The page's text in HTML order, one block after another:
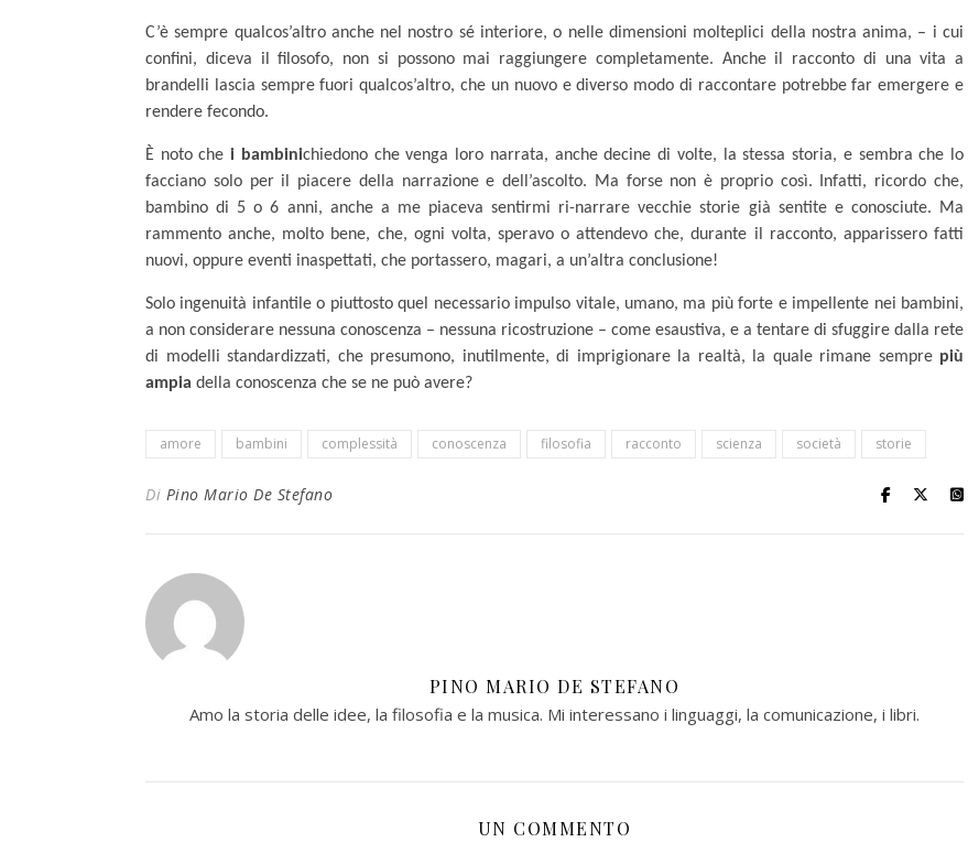
C’è sempre qualcos’altro anche nel nostro sé interiore, o nelle dimensioni molteplici della nostra anima, – i cui
confini, diceva il filosofo, non si possono mai raggiungere completamente. Anche il racconto di una vita a
brandelli lascia sempre fuori qualcos’altro, che un nuovo e diverso modo di raccontare potrebbe far emergere e
rendere fecondo.
È noto chei bambinichiedono che venga loro narrata, anche decine di volte, la stessa storia, e sembra che lo
facciano solo per il piacere della narrazione e dell’ascolto. Ma forse non è proprio così. Infatti, ricordo che,
bambino di 5 o 6 anni, anche a me piaceva sentirmi ri-narrare vecchie storie già sentite e conosciute. Ma
rammento anche, molto bene, che, ogni volta, speravo o attendevo che, durante il racconto, apparissero fatti
nuovi, oppure eventi inaspettati, che portassero, magari, a un’altra conclusione!
Solo ingenuità infantile o piuttosto quel necessario impulso vitale, umano, ma più forte e impellente nei bambini,
a non considerare nessuna conoscenza – nessuna ricostruzione – come esaustiva, e a tentare di sfuggire dalla rete
di modelli standardizzati, che presumono, inutilmente, di imprigionare la realtà, la quale rimane sempre più
ampia della conoscenza che se ne può avere?
amore bambini complessità conoscenza filosofia racconto scienza società storie
Di Pino Mario De Stefano
PINO MARIO DE STEFANO
Amo la storia delle idee, la filosofia e la musica. Mi interessano i linguaggi, la comunicazione, i libri.
UN COMMENTO